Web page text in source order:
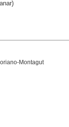
Montagut